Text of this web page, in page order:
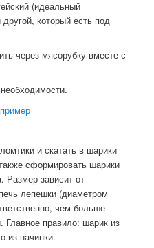
(идеальный
который есть под
через мясорубку вместе с
и скатать в шарики
сформировать шарики
Размер зависит от
лепешки (диаметром
чем больше
Главное правило: шарик из
из начинки.